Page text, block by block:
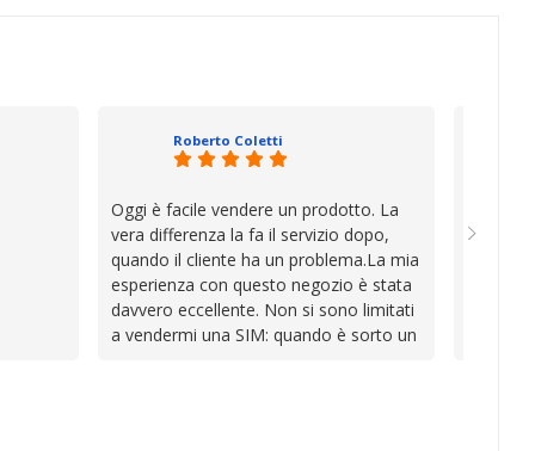
Roberto Coletti
Oggi è facile vendere un prodotto. La
vera differenza la fa il servizio dopo,
quando il cliente ha un problema.La mia
esperienza con questo negozio è stata
davvero eccellente. Non si sono limitati
a vendermi una SIM: quando è sorto un
sono